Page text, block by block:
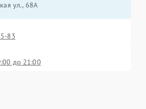
ул., 68А
83
до 21:00